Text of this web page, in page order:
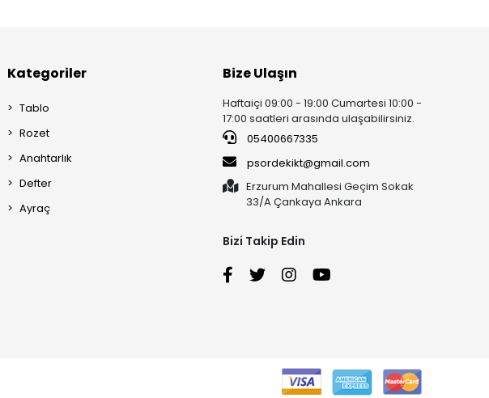
Kategoriler
Tablo
Rozet
Anahtarlık
Defter
Ayraç
Bize Ulaşın
Haftaiçi 09:00 - 19:00 Cumartesi 10:00 -
17:00 saatleri arasında ulaşabilirsiniz.
05400667335
psordekikt@gmail.com
Erzurum Mahallesi Geçim Sokak
33/A Çankaya Ankara
Bizi Takip Edin